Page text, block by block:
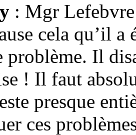
: Mgr
cela qu’il
problème. Il
! Il faut
presque
ces